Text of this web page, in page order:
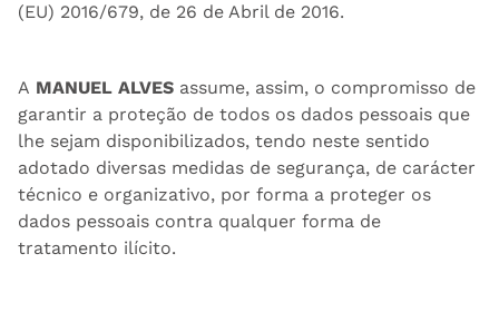
(EU) 2016/679, de 26 de Abril de 2016.
A MANUEL ALVES assume, assim, o compromisso de
garantir a proteção de todos os dados pessoais que
lhe sejam disponibilizados, tendo neste sentido
adotado diversas medidas de segurança, de carácter
técnico e organizativo, por forma a proteger os
dados pessoais contra qualquer forma de
tratamento ilícito.